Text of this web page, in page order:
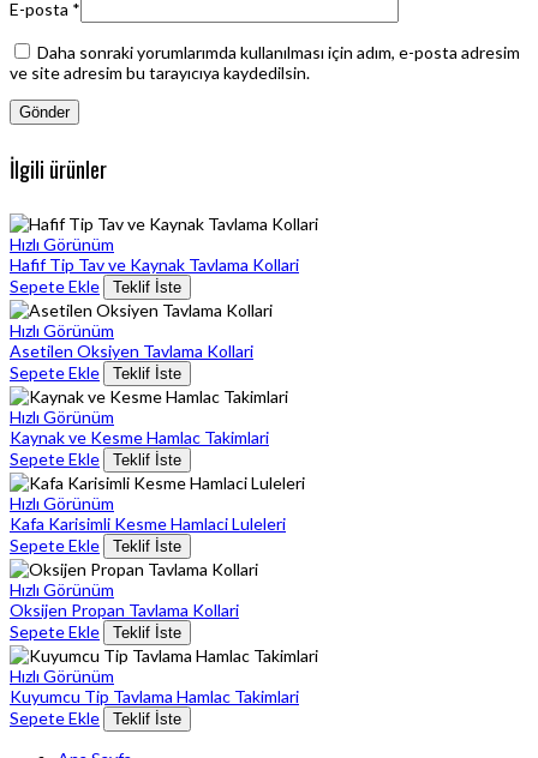
E-posta *
Daha sonraki yorumlarımda kullanılması için adım, e-posta adresim
ve site adresim bu tarayıcıya kaydedilsin.
İlgili ürünler
Hızlı Görünüm
Hafif Tip Tav ve Kaynak Tavlama Kollari
Sepete Ekle
Teklif İste
Hızlı Görünüm
Asetilen Oksiyen Tavlama Kollari
Sepete Ekle
Teklif İste
Hızlı Görünüm
Kaynak ve Kesme Hamlac Takimlari
Sepete Ekle
Teklif İste
Hızlı Görünüm
Kafa Karisimli Kesme Hamlaci Luleleri
Sepete Ekle
Teklif İste
Hızlı Görünüm
Oksijen Propan Tavlama Kollari
Sepete Ekle
Teklif İste
Hızlı Görünüm
Kuyumcu Tip Tavlama Hamlac Takimlari
Sepete Ekle
Teklif İste